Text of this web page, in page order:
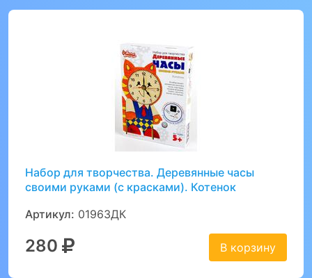
Набор для творчества. Деревянные часы
своими руками (с красками). Котенок
Артикул: 01963ДК
280 В корзину